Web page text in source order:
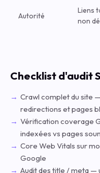
Autorité
Liens
non
Checklist d'audit
Crawl complet du site
redirections et pages
Vérification coverage
indexées vs pages
Core Web Vitals sur
Google
Audit des title / meta —